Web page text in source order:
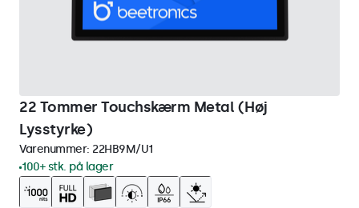
22 Tommer Touchskærm Metal (Høj
Lysstyrke)
Varenummer: 22HB9M/U1
100+ stk. på lager